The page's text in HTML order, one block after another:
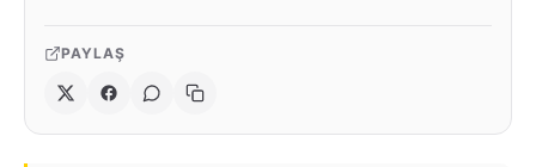
PAYLAŞ